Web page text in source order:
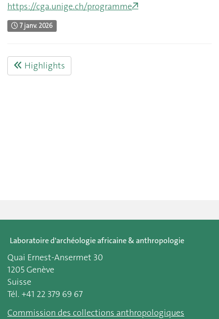
https://cga.unige.ch/programme
7 janv. 2026
Highlights
Laboratoire d'archéologie africaine & anthropologie
Quai Ernest-Ansermet 30
1205 Genève
Suisse
Tél. +41 22 379 69 67
Commission des collections anthropologiques